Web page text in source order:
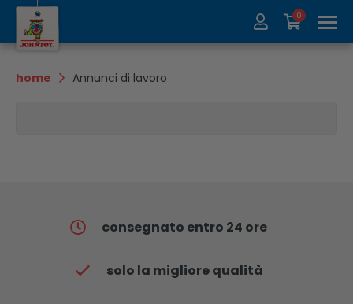
Chi siamo
0
home Annunci di lavoro
consegnato entro 24 ore
solo la migliore qualità